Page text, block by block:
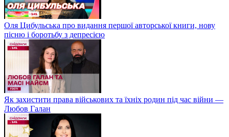
Оля Цибульська про видання першої авторської книги, нову
пісню і боротьбу з депресією
Як захистити права військових та їхніх родин під час війни —
Любов Галан